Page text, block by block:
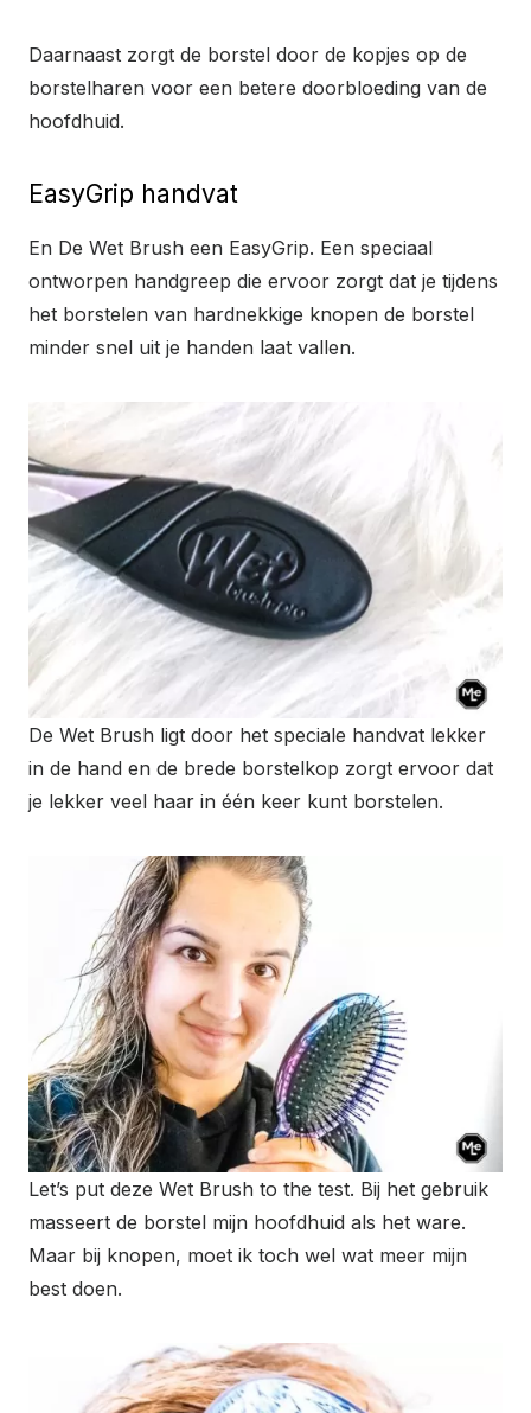
Daarnaast zorgt de borstel door de kopjes op de
borstelharen voor een betere doorbloeding van de
hoofdhuid.
EasyGrip handvat
En De Wet Brush een EasyGrip. Een speciaal
ontworpen handgreep die ervoor zorgt dat je tijdens
het borstelen van hardnekkige knopen de borstel
minder snel uit je handen laat vallen.
De Wet Brush ligt door het speciale handvat lekker
in de hand en de brede borstelkop zorgt ervoor dat
je lekker veel haar in één keer kunt borstelen.
Let’s put deze Wet Brush to the test. Bij het gebruik
masseert de borstel mijn hoofdhuid als het ware.
Maar bij knopen, moet ik toch wel wat meer mijn
best doen.